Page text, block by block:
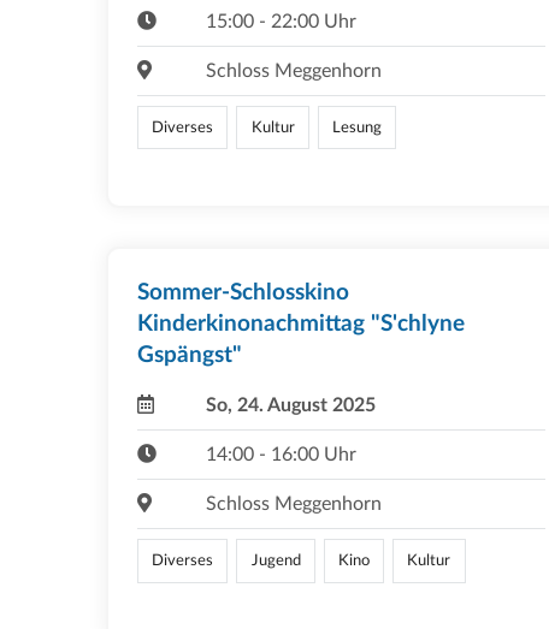
15:00 - 22:00 Uhr
Schloss Meggenhorn
Diverses Kultur Lesung
Sommer-Schlosskino
Kinderkinonachmittag "S'chlyne
Gspängst"
So, 24. August 2025
14:00 - 16:00 Uhr
Schloss Meggenhorn
Diverses Jugend Kino Kultur